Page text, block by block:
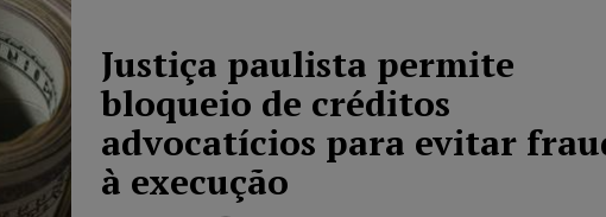
Justiça paulista permite
bloqueio de créditos
advocatícios para evitar
à execução